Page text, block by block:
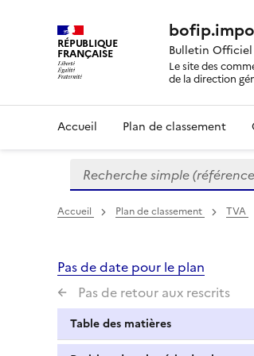
RÉPUBLIQUE
FRANÇAISE Bulletin Officiel
Le site des
de la direction
Accueil Plan de classement
Formulaire
de
recherche
Recherche simple
Accueil Plan de classement TVA
Pas de date pour le plan
Pas de retour aux rescrits
Table des matières